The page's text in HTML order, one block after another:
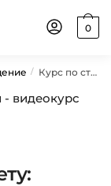
0
/ Курс по студийному свету: Схемы для Fashion-фотографии